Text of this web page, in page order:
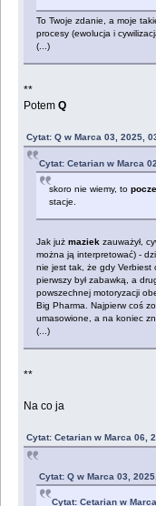
To Twoje zdanie, a moje
procesy (ewolucja i
(...)
**
PotemQ
Cytat: Q w Marca 03, 2025,
Cytat: Cetarian w Marca
skoro nie wiemy, to
stacje.
Jak jużmaziek zauważył,
można ją interpretować) -
nie jest tak, że gdy Verbiest
pierwszy był zabawką, a
powszechnej motoryzacji
Big Pharma. Najpierw coś
umasowione, a na koniec
(...)
**
Na co ja
Cytat: Cetarian w Marca 06,
Cytat: Q w Marca 03,
Cytat: Cetarian w